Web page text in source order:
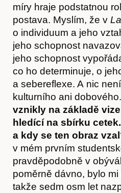
míry hraje podstatnou
postava. Myslím, že v
o individuum a jeho
jeho schopnost
jeho schopnost
co ho determinuje, o
a sebereflexe. A nic
kulturního ani dobového.
vznikly na základě
hledící na sbírku
a kdy se ten obraz
v mém prvním
pravděpodobně v
poměrně dávno, bylo
takže sedm osm let